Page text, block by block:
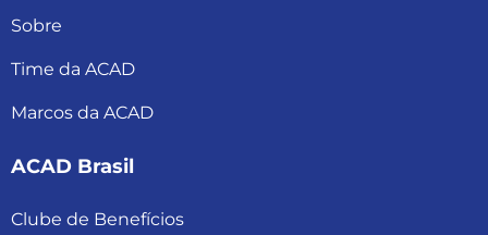
Sobre
Time da ACAD
Marcos da ACAD
ACAD Brasil
Clube de Benefícios